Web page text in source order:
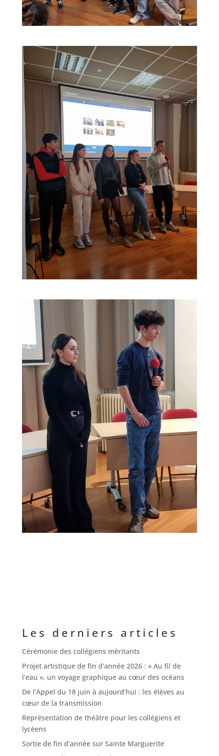
Les derniers articles
Cérémonie des collégiens méritants
Projet artistique de fin d’année 2026 : « Au fil de
l’eau », un voyage graphique au cœur des océans
De l’Appel du 18 juin à aujourd’hui : les élèves au
cœur de la transmission
Représentation de théâtre pour les collégiens et
lycéens
Sortie de fin d’année sur Sainte Marguerite